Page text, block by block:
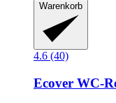
Warenkorb
4.6 (40)
Ecover WC-​